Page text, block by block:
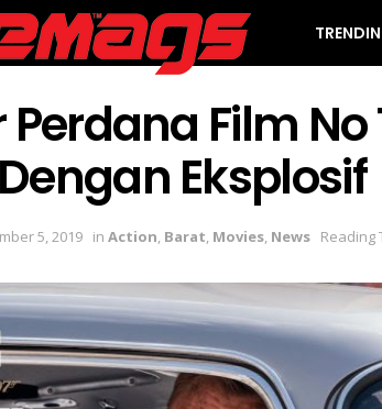
Perdana Film No
Eksplosif
5, 2019 in Action, Barat, Movies, News Reading